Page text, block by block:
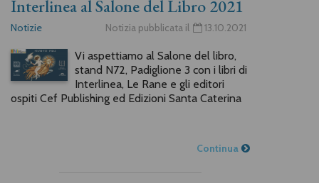
Interlinea al Salone del Libro 2021
Notizie Notizia pubblicata il 13.10.2021
Vi aspettiamo al Salone del libro,
stand N72, Padiglione 3 con i libri di
Interlinea, Le Rane e gli editori
ospiti Cef Publishing ed Edizioni Santa Caterina
Continua